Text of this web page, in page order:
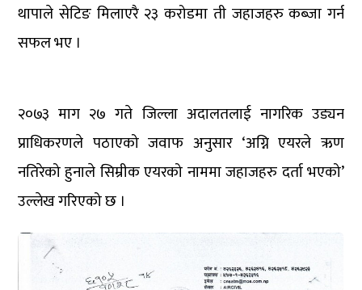
थापाले सेटिङ मिलाएरै २३ करोडमा ती जहाजहरु कब्जा गर्न
सफल भए ।
२०७३ माग २७ गते जिल्ला अदालतलाई नागरिक उड्यन
प्राधिकरणले पठाएको जवाफ अनुसार ‘अग्नि एयरले ऋण
नतिरेको हुनाले सिम्रीक एयरको नाममा जहाजहरु दर्ता भएको’
उल्लेख गरिएको छ ।